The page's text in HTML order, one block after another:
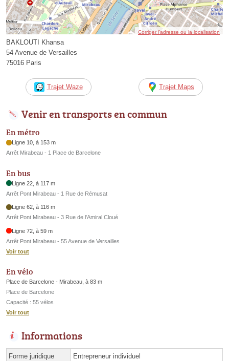
Corriger l’adresse ou la localisation
BAKLOUTI Khansa
54 Avenue de Versailles
75016 Paris
Trajet Waze Trajet Maps
Venir en transports en commun
En métro
Ligne 10, à 153 m
Arrêt Mirabeau - 1 Place de Barcelone
En bus
Ligne 22, à 117 m
Arrêt Pont Mirabeau - 1 Rue de Rémusat
Ligne 62, à 116 m
Arrêt Pont Mirabeau - 3 Rue de l'Amiral Cloué
Ligne 72, à 59 m
Arrêt Pont Mirabeau - 55 Avenue de Versailles
Voir tout
En vélo
Place de Barcelone - Mirabeau, à 83 m
Place de Barcelone
Capacité : 55 vélos
Voir tout
Informations
Forme juridique Entrepreneur individuel